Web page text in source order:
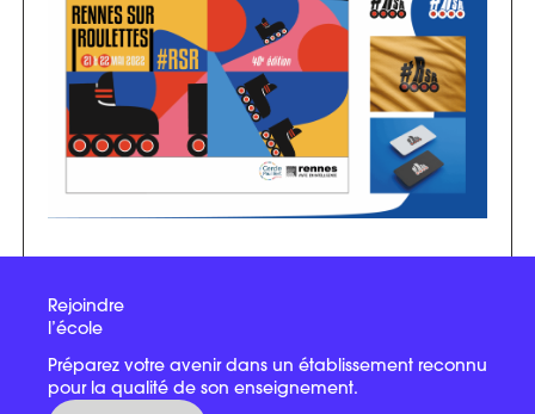
Rejoindre
l’école
Préparez votre avenir dans un établissement reconnu
pour la qualité de son enseignement.